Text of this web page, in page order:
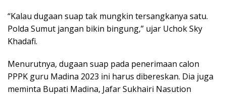
“Kalau dugaan suap tak mungkin tersangkanya satu.
Polda Sumut jangan bikin bingung,” ujar Uchok Sky
Khadafi.
Menurutnya, dugaan suap pada penerimaan calon
PPPK guru Madina 2023 ini harus dibereskan. Dia juga
meminta Bupati Madina, Jafar Sukhairi Nasution